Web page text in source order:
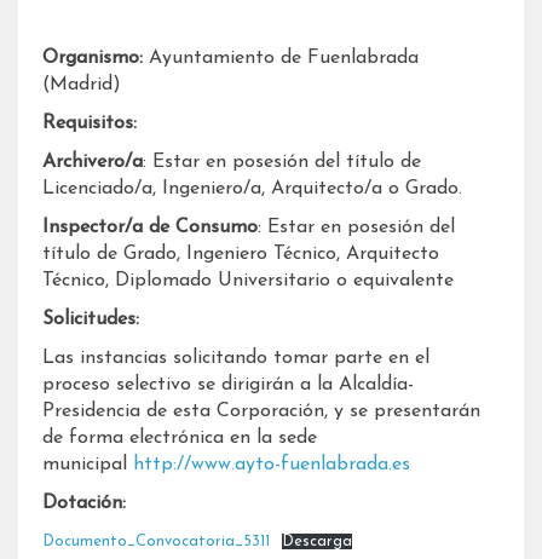
Organismo: Ayuntamiento de Fuenlabrada
(Madrid)
Requisitos:
Archivero/a: Estar en posesión del título de
Licenciado/a, Ingeniero/a, Arquitecto/a o Grado.
Inspector/a de Consumo: Estar en posesión del
título de Grado, Ingeniero Técnico, Arquitecto
Técnico, Diplomado Universitario o equivalente
Solicitudes:
Las instancias solicitando tomar parte en el
proceso selectivo se dirigirán a la Alcaldía-
Presidencia de esta Corporación, y se presentarán
de forma electrónica en la sede
municipal
http://www.ayto-fuenlabrada.es
Dotación:
Documento_Convocatoria_5311 Descarga